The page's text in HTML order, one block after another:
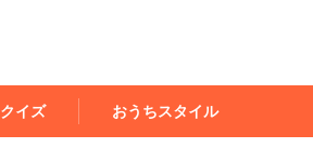
クイズ おうちスタイル